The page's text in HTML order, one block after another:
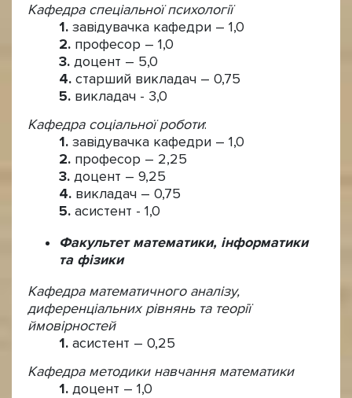
Кафедра спеціальної психології
завідувачка кафедри – 1,0
професор – 1,0
доцент – 5,0
старший викладач – 0,75
викладач - 3,0
Кафедра соціальної роботи:
завідувачка кафедри – 1,0
професор – 2,25
доцент – 9,25
викладач – 0,75
асистент - 1,0
Факультет математики, інформатики
та фізики
Кафедра математичного аналізу,
диференціальних рівнянь та теорії
ймовірностей
асистент – 0,25
Кафедра методики навчання математики
доцент – 1,0